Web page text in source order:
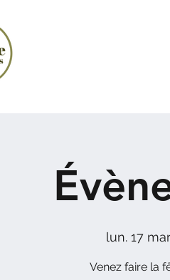
lun. 17
Venez faire la